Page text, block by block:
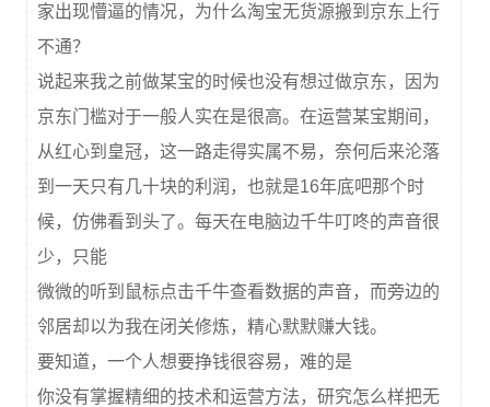
家出现懵逼的情况，为什么淘宝无货源搬到京东上行
不通？
说起来我之前做某宝的时候也没有想过做京东，因为
京东门槛对于一般人实在是很高。在运营某宝期间，
从红心到皇冠，这一路走得实属不易，奈何后来沦落
到一天只有几十块的利润，也就是16年底吧那个时
候，仿佛看到头了。每天在电脑边千牛叮咚的声音很
少，只能
微微的听到鼠标点击千牛查看数据的声音，而旁边的
邻居却以为我在闭关修炼，精心默默赚大钱。
要知道，一个人想要挣钱很容易，难的是
你没有掌握精细的技术和运营方法，研究怎么样把无